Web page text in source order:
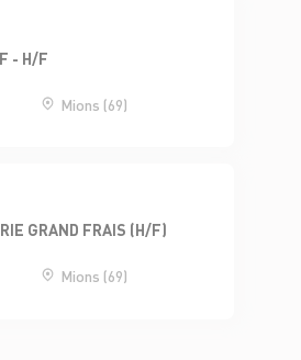
- H/F
Mions (69)
GRAND FRAIS (H/F)
Mions (69)